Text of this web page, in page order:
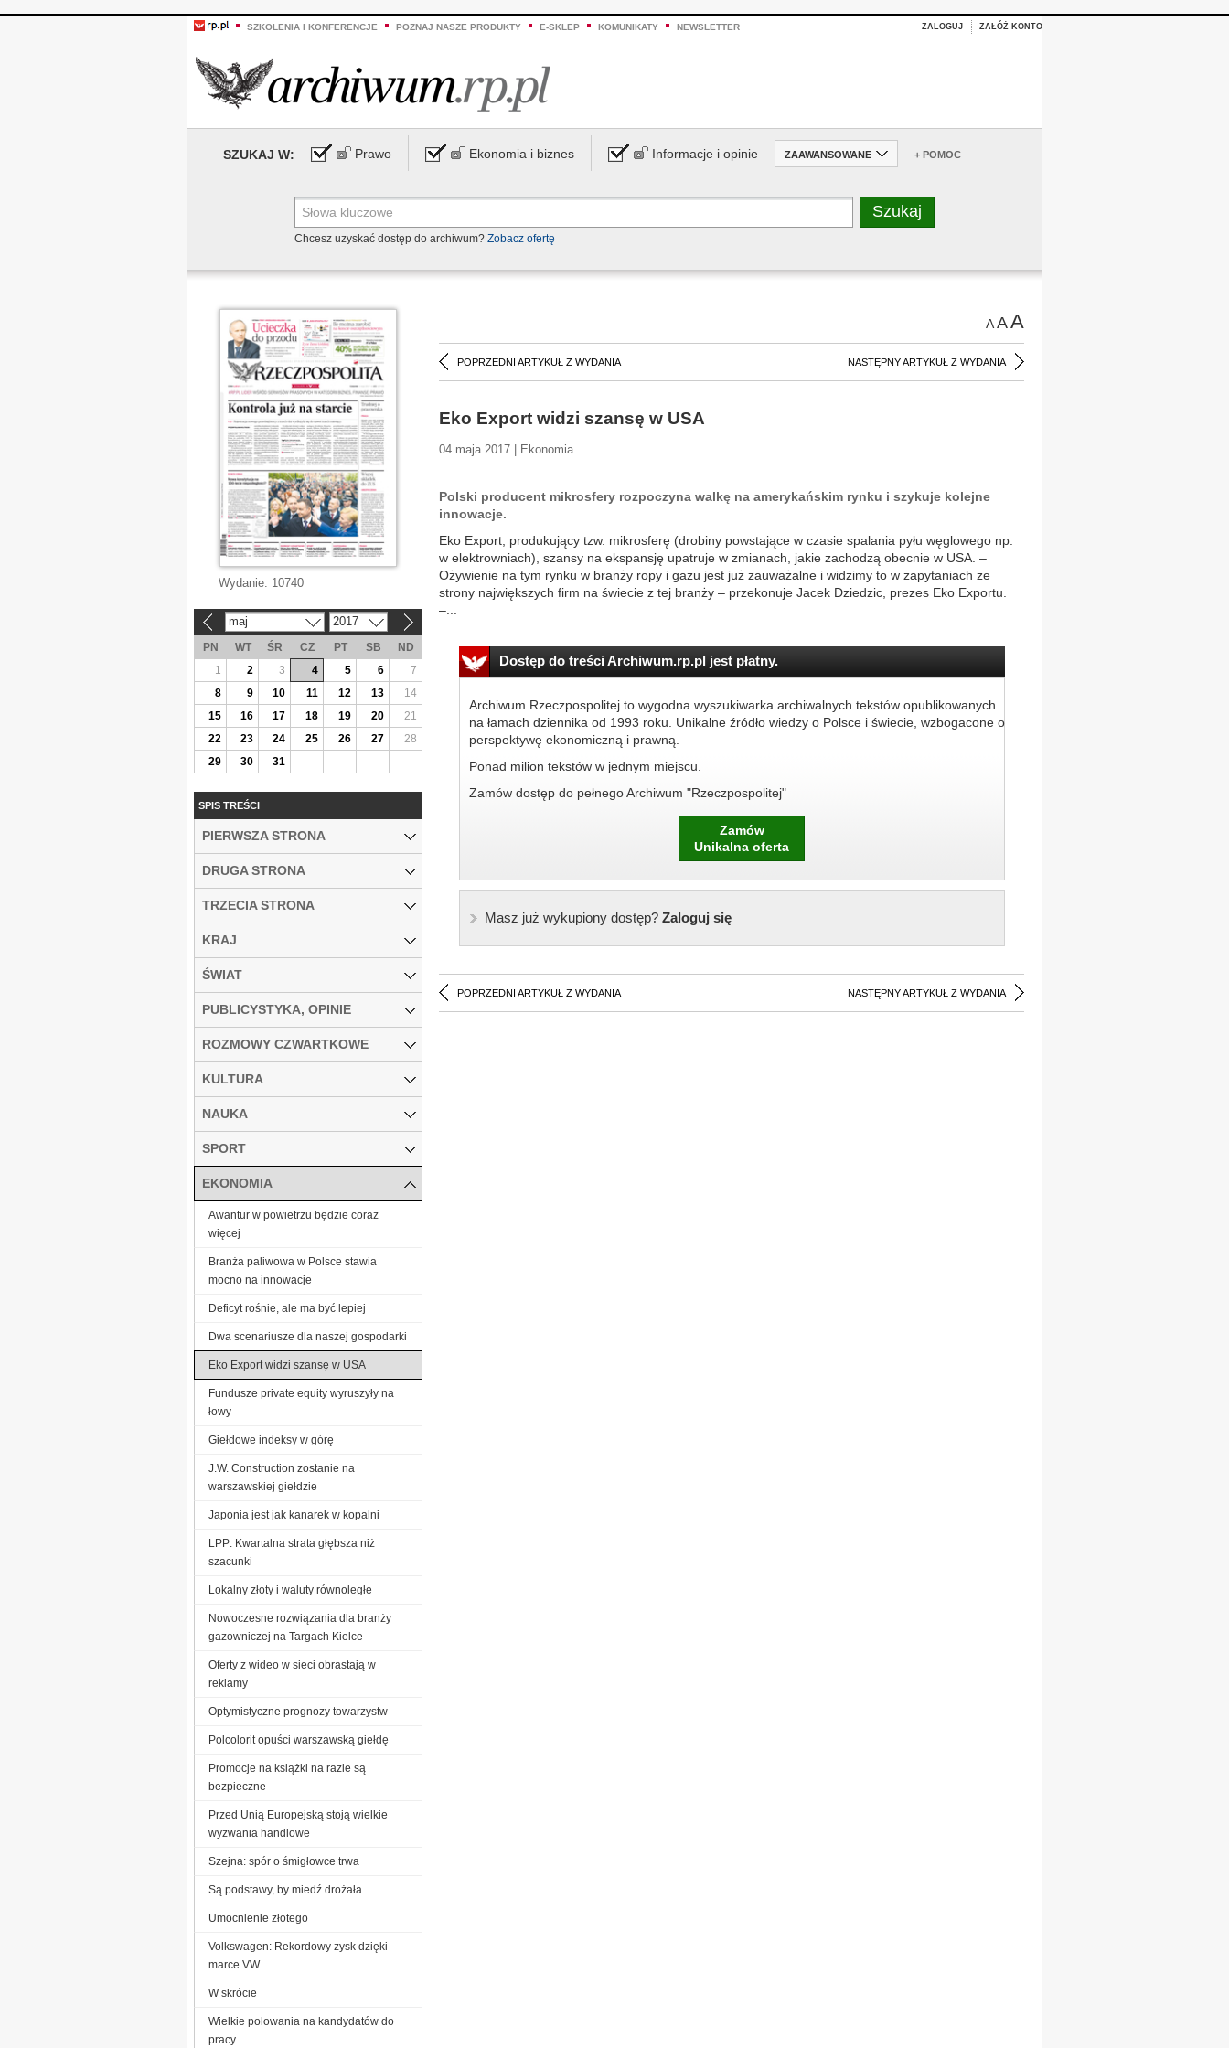
SZKOLENIA I KONFERENCJE POZNAJ NASZE PRODUKTY E-SKLEP KOMUNIKATY NEWSLETTER ZALOGUJ ZAŁÓŻ KONTO
SZUKAJ W: Prawo Ekonomia i biznes Informacje i opinie ZAAWANSOWANE + POMOC
Chcesz uzyskać dostęp do archiwum? Zobacz ofertę
AAA
POPRZEDNI ARTYKUŁ Z WYDANIA NASTĘPNY ARTYKUŁ Z WYDANIA
Eko Export widzi szansę w USA
04 maja 2017 | Ekonomia
Polski producent mikrosfery rozpoczyna walkę na amerykańskim rynku i szykuje kolejne
innowacje.
Eko Export, produkujący tzw. mikrosferę (drobiny powstające w czasie spalania pyłu węglowego np.
w elektrowniach), szansy na ekspansję upatruje w zmianach, jakie zachodzą obecnie w USA. –
Ożywienie na tym rynku w branży ropy i gazu jest już zauważalne i widzimy to w zapytaniach ze
strony największych firm na świecie z tej branży – przekonuje Jacek Dziedzic, prezes Eko Exportu.
–...
Dostęp do treści Archiwum.rp.pl jest płatny.
Archiwum Rzeczpospolitej to wygodna wyszukiwarka archiwalnych tekstów opublikowanych
na łamach dziennika od 1993 roku. Unikalne źródło wiedzy o Polsce i świecie, wzbogacone o
perspektywę ekonomiczną i prawną.
Ponad milion tekstów w jednym miejscu.
Zamów dostęp do pełnego Archiwum "Rzeczpospolitej"
Zamów
Unikalna oferta
Masz już wykupiony dostęp?Zaloguj się
POPRZEDNI ARTYKUŁ Z WYDANIA NASTĘPNY ARTYKUŁ Z WYDANIA
Wydanie: 10740
maj 2017
PN WT ŚR CZ PT SB
ND
1
2 3 4 5 6
7
8
9 10 11 12 13
14
15
16 17 18 19 20
21
22
23 24 25 26 27
28
29
30 31
SPIS TREŚCI
PIERWSZA STRONA
DRUGA STRONA
TRZECIA STRONA
KRAJ
ŚWIAT
PUBLICYSTYKA, OPINIE
ROZMOWY CZWARTKOWE
KULTURA
NAUKA
SPORT
EKONOMIA
Awantur w powietrzu będzie coraz
więcej
Branża paliwowa w Polsce stawia
mocno na innowacje
Deficyt rośnie, ale ma być lepiej
Dwa scenariusze dla naszej gospodarki
Eko Export widzi szansę w USA
Fundusze private equity wyruszyły na
łowy
Giełdowe indeksy w górę
J.W. Construction zostanie na
warszawskiej giełdzie
Japonia jest jak kanarek w kopalni
LPP: Kwartalna strata głębsza niż
szacunki
Lokalny złoty i waluty równoległe
Nowoczesne rozwiązania dla branży
gazowniczej na Targach Kielce
Oferty z wideo w sieci obrastają w
reklamy
Optymistyczne prognozy towarzystw
Polcolorit opuści warszawską giełdę
Promocje na książki na razie są
bezpieczne
Przed Unią Europejską stoją wielkie
wyzwania handlowe
Szejna: spór o śmigłowce trwa
Są podstawy, by miedź drożała
Umocnienie złotego
Volkswagen: Rekordowy zysk dzięki
marce VW
W skrócie
Wielkie polowania na kandydatów do
pracy